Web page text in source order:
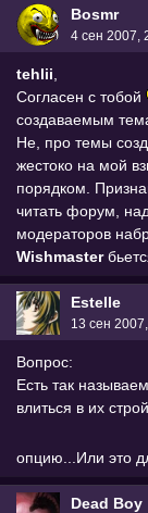
Bоsmr
4 сен 2007,
tehlii
Согласен с тобой
создаваемым
Не, про темы
жестоко на мой
порядком.
читать форум,
модераторов
Wishmaster
Estelle
13 сен
Вопрос:
Есть так
влиться в их
опцию...Или это
Dead Boy